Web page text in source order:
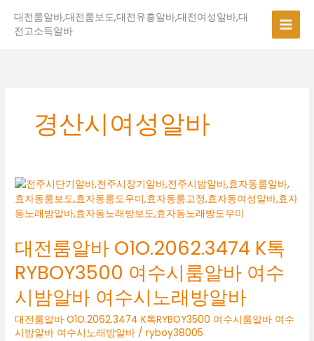
대전룸알바,대전룸보도,대전유흥알바,대전여성알바,대
전고소득알바
경산시여성알바
대전룸알바 O1O.2062.3474 K톡
RYBOY3500 여수시룸알바 여수
시밤알바 여수시노래방알바
대전룸알바 O1O.2062.3474 K톡RYBOY3500 여수시룸알바 여수
시밤알바 여수시노래방알바 /ryboy38005
대
전
룸
바
O1O.2062.3474
K
RYBOY3500
여
수